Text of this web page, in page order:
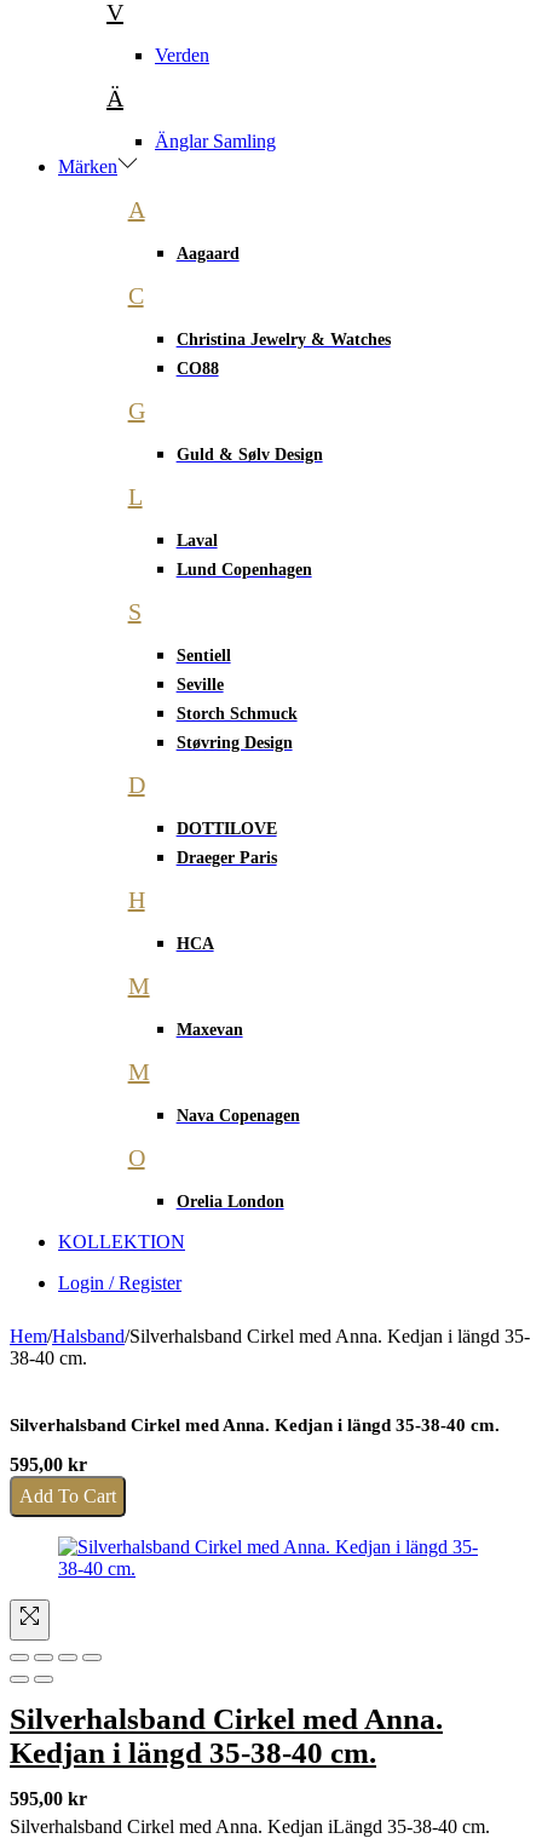
V
Verden
Ä
Änglar Samling
Märken
A
Aagaard
C
Christina Jewelry & Watches
CO88
G
Guld & Sølv Design
L
Laval
Lund Copenhagen
S
Sentiell
Seville
Storch Schmuck
Støvring Design
D
DOTTILOVE
Draeger Paris
H
HCA
M
Maxevan
M
Nava Copenagen
O
Orelia London
KOLLEKTION
Login / Register
Hem/Halsband/Silverhalsband Cirkel med Anna. Kedjan i längd 35-
38-40 cm.
Silverhalsband Cirkel med Anna. Kedjan i längd 35-38-40 cm.
595,00 kr
Add To Cart
Silverhalsband Cirkel med Anna.
Kedjan i längd 35-38-40 cm.
595,00 kr
Silverhalsband Cirkel med Anna. Kedjan iLängd 35-38-40 cm.